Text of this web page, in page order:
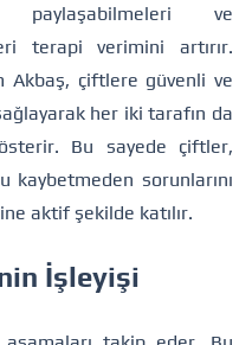
paylaşabilmeleri ve
terapi verimini artırır.
Akbaş, çiftlere güvenli ve
her iki tarafın da
Bu sayede çiftler,
kaybetmeden sorunlarını
aktif şekilde katılır.
İşleyişi